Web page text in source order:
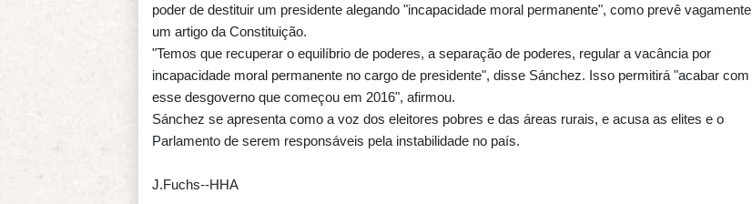
poder de destituir um presidente alegando "incapacidade moral permanente", como prevê vagamente
um artigo da Constituição.
"Temos que recuperar o equilíbrio de poderes, a separação de poderes, regular a vacância por
incapacidade moral permanente no cargo de presidente", disse Sánchez. Isso permitirá "acabar com
esse desgoverno que começou em 2016", afirmou.
Sánchez se apresenta como a voz dos eleitores pobres e das áreas rurais, e acusa as elites e o
Parlamento de serem responsáveis pela instabilidade no país.
J.Fuchs--HHA